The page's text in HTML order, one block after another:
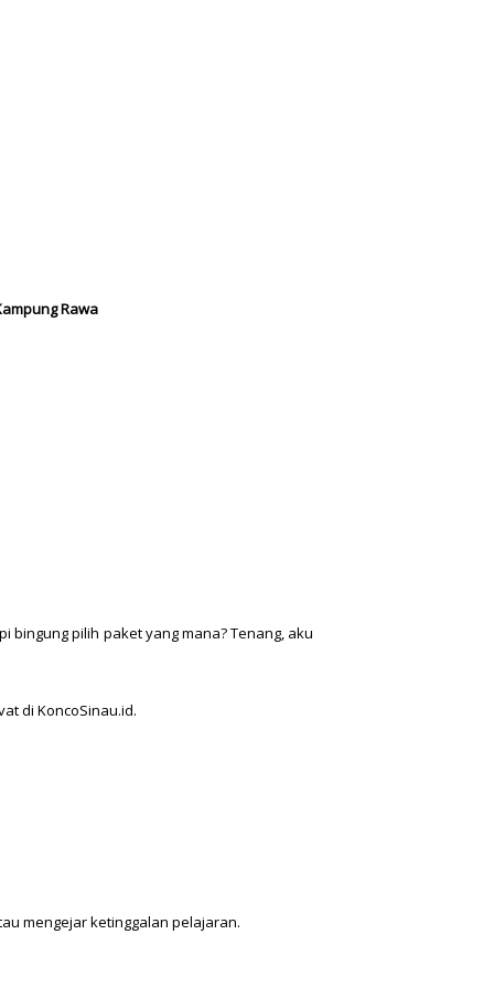
Rawa
bingung pilih paket yang mana? Tenang, aku
di KoncoSinau.id.
mengejar ketinggalan pelajaran.